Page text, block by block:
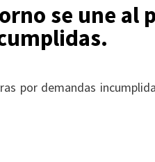
se une al
por demandas